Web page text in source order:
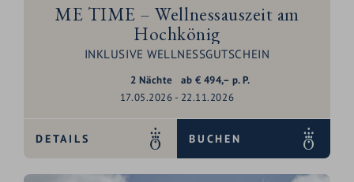
ME TIME – Wellnessauszeit am
Hochkönig
INKLUSIVE WELLNESSGUTSCHEIN
2 Nächte
17.05.2026 - 22.11.2026
ab € 494,– p. P.
DETAILS BUCHEN